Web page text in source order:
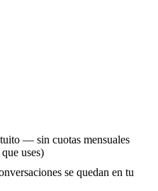
— sin cuotas mensuales
uses)
se quedan en tu